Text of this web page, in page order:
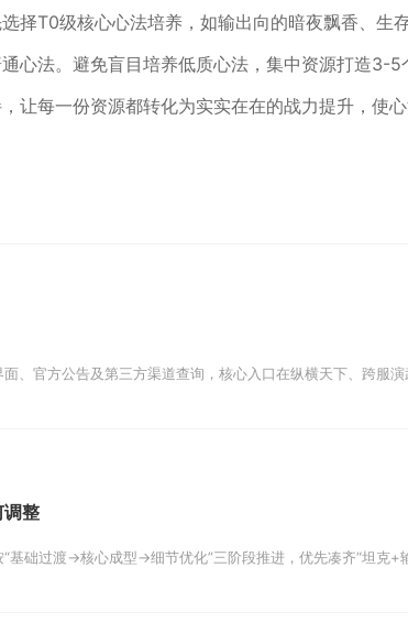
择T0级核心心法培养，如输出向的暗夜飘香、生
心法。避免盲目培养低质心法，集中资源打造3-5
让每一份资源都转化为实实在在的战力提升，使
、官方公告及第三方渠道查询，核心入口在纵横天下、跨服演
调整
基础过渡→核心成型→细节优化”三阶段推进，优先凑齐“坦克+